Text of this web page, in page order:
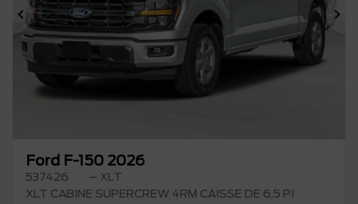
Précédent
Ford F-150 2026
537426
– XLT
XLT CABINE SUPERCREW 4RM CAISSE DE 6,5 PI